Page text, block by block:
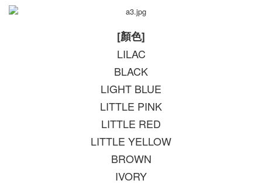
[顏色]
LILAC
BLACK
LIGHT BLUE
LITTLE PINK
LITTLE RED
LITTLE YELLOW
BROWN
IVORY